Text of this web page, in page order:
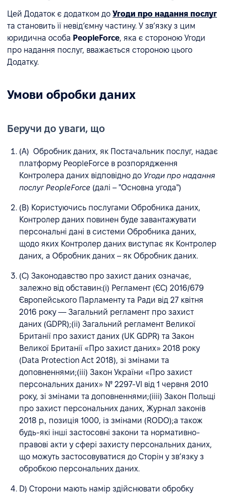
Цей Додаток є додатком до Угоди про надання послуг
та становить її невід’ємну частину. У зв’язку з цим
юридична особа PeopleForce, яка є стороною Угоди
про надання послуг, вважається стороною цього
Додатку.
Умови обробки даних
Беручи до уваги, що
(A) Обробник даних, як Постачальник послуг, надає
платформу PeopleForce в розпорядження
Контролера даних відповідно до Угоди про надання
послуг PeopleForce (далі – "Основна угода")
(B) Користуючись послугами Обробника даних,
Контролер даних повинен буде завантажувати
персональні дані в системи Обробника даних,
щодо яких Контролер даних виступає як Контролер
даних, а Обробник даних – як Обробник даних.
(C) Законодавство про захист даних означає,
залежно від обставин:(i) Регламент (ЄС) 2016/679
Європейського Парламенту та Ради від 27 квітня
2016 року — Загальний регламент про захист
даних (GDPR);(ii) Загальний регламент Великої
Британії про захист даних (UK GDPR) та Закон
Великої Британії «Про захист даних» 2018 року
(Data Protection Act 2018), зі змінами та
доповненнями;(iii) Закон України «Про захист
персональних даних» № 2297-VI від 1 червня 2010
року, зі змінами та доповненнями;(iiii) Закон Польщі
про захист персональних даних, Журнал законів
2018 р., позиція 1000, із змінами (RODO);а також
будь-які інші застосовні закони та нормативно-
правові акти у сфері захисту персональних даних,
що можуть застосовуватися до Сторін у зв’язку з
обробкою персональних даних.
D) Сторони мають намір здійснювати обробку